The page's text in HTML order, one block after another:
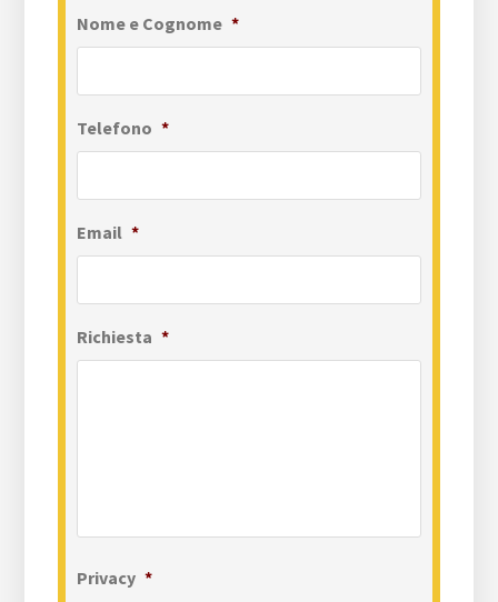
Nome e Cognome *
Telefono *
Email *
Richiesta *
Privacy *